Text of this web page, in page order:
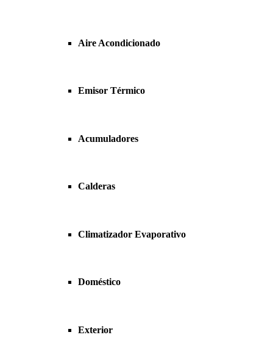
Aire Acondicionado
Emisor Térmico
Acumuladores
Calderas
Climatizador Evaporativo
Doméstico
Exterior